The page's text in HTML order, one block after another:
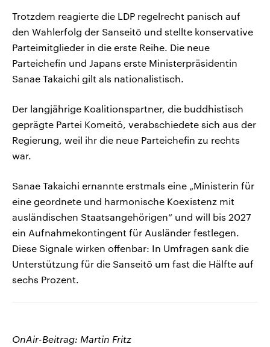
Trotzdem reagierte die LDP regelrecht panisch auf
den Wahlerfolg der Sanseitō und stellte konservative
Parteimitglieder in die erste Reihe. Die neue
Parteichefin und Japans erste Ministerpräsidentin
Sanae Takaichi gilt als nationalistisch.
Der langjährige Koalitionspartner, die buddhistisch
geprägte Partei Komeitō, verabschiedete sich aus der
Regierung, weil ihr die neue Parteichefin zu rechts
war.
Sanae Takaichi ernannte erstmals eine „Ministerin für
eine geordnete und harmonische Koexistenz mit
ausländischen Staatsangehörigen“ und will bis 2027
ein Aufnahmekontingent für Ausländer festlegen.
Diese Signale wirken offenbar: In Umfragen sank die
Unterstützung für die Sanseitō um fast die Hälfte auf
sechs Prozent.
OnAir-Beitrag: Martin Fritz